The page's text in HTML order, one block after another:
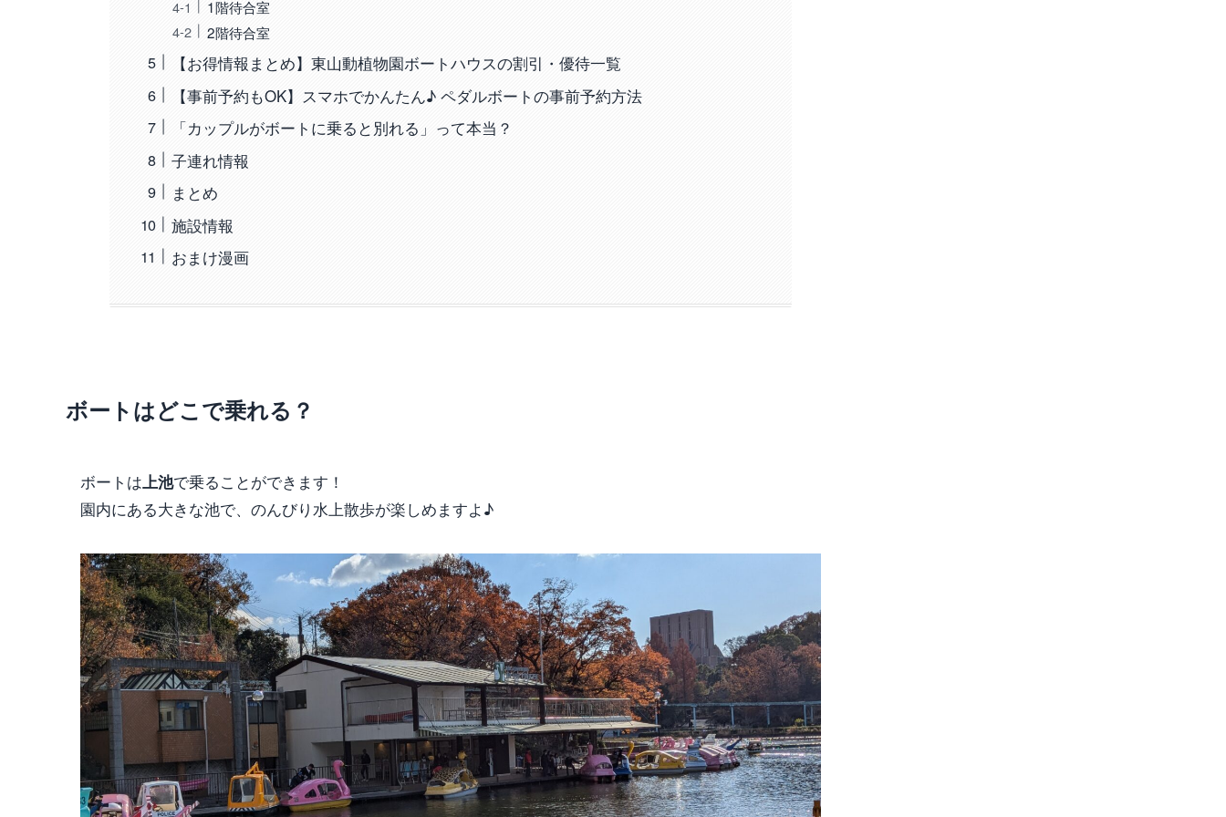
1階待合室
2階待合室
【お得情報まとめ】東山動植物園ボートハウスの割引・優待一覧
【事前予約もOK】スマホでかんたん♪ ペダルボートの事前予約方法
「カップルがボートに乗ると別れる」って本当？
子連れ情報
まとめ
施設情報
おまけ漫画
ボートはどこで乗れる？
ボートは上池で乗ることができます！
園内にある大きな池で、のんびり水上散歩が楽しめますよ♪